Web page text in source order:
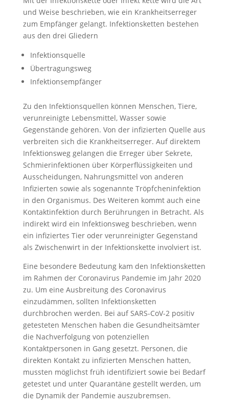
und Weise beschrieben, wie ein Krankheitserreger
zum Empfänger gelangt. Infektionsketten bestehen
aus den drei Gliedern
Infektionsquelle
Übertragungsweg
Infektionsempfänger
Zu den Infektionsquellen können Menschen, Tiere,
verunreinigte Lebensmittel, Wasser sowie
Gegenstände gehören. Von der infizierten Quelle aus
verbreiten sich die Krankheitserreger. Auf direktem
Infektionsweg gelangen die Erreger über Sekrete,
Schmierinfektionen über Körperflüssigkeiten und
Ausscheidungen, Nahrungsmittel von anderen
Infizierten sowie als sogenannte Tröpfcheninfektion
in den Organismus. Des Weiteren kommt auch eine
Kontaktinfektion durch Berührungen in Betracht. Als
indirekt wird ein Infektionsweg beschrieben, wenn
ein infiziertes Tier oder verunreinigter Gegenstand
als Zwischenwirt in der Infektionskette involviert ist.
Eine besondere Bedeutung kam den Infektionsketten
im Rahmen der Coronavirus Pandemie im Jahr 2020
zu. Um eine Ausbreitung des Coronavirus
einzudämmen, sollten Infektionsketten
durchbrochen werden. Bei auf SARS-CoV-2 positiv
getesteten Menschen haben die Gesundheitsämter
die Nachverfolgung von potenziellen
Kontaktpersonen in Gang gesetzt. Personen, die
direkten Kontakt zu infizierten Menschen hatten,
mussten möglichst früh identifiziert sowie bei Bedarf
getestet und unter Quarantäne gestellt werden, um
die Dynamik der Pandemie auszubremsen.